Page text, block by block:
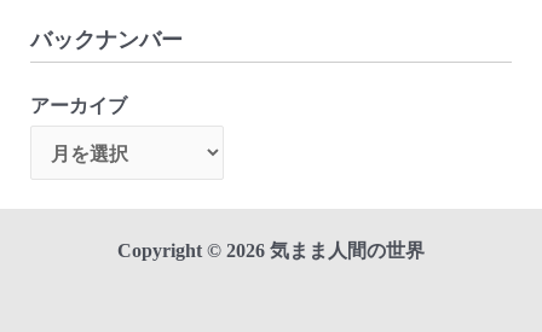
バックナンバー
アーカイブ
Copyright © 2026 気まま人間の世界